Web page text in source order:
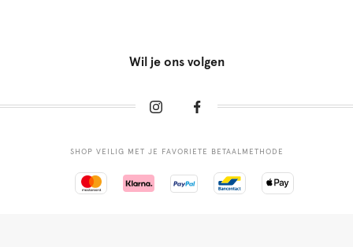
Wil je ons volgen
SHOP VEILIG MET JE FAVORIETE BETAALMETHODE